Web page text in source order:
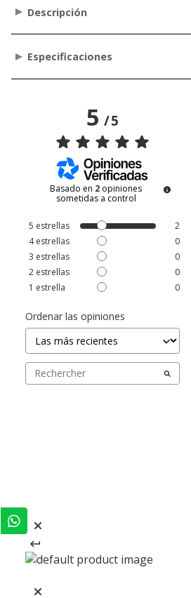
Descripción
Especificaciones
5/5
Basado en 2 opiniones
sometidas a control
5 estrellas
2
4estrellas
0
3 estrellas
0
2 estrellas
0
1 estrella 0
Ordenar las opiniones